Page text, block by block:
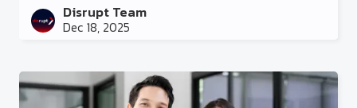
Disrupt Team
Dec 18, 2025